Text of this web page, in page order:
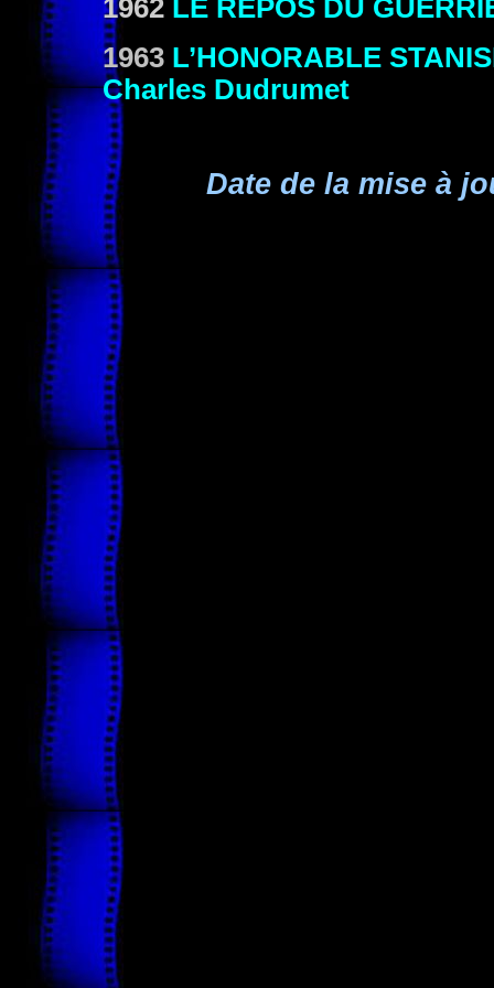
1962 LE REPOS DU
1963 L’HONORABLE
Charles Dudrumet
Date de la mise à